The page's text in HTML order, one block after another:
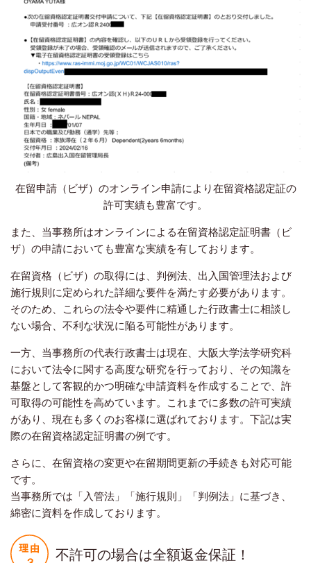
在留申請（ビザ）のオンライン申請により在留資格認定証の
許可実績も豊富です。
また、当事務所はオンラインによる在留資格認定証明書（ビ
ザ）の申請においても豊富な実績を有しております。
在留資格（ビザ）の取得には、判例法、出入国管理法および
施行規則に定められた詳細な要件を満たす必要があります。
そのため、これらの法令や要件に精通した行政書士に相談し
ない場合、不利な状況に陥る可能性があります。
一方、当事務所の代表行政書士は現在、大阪大学法学研究科
において法令に関する高度な研究を行っており、その知識を
基盤として客観的かつ明確な申請資料を作成することで、許
可取得の可能性を高めています。これまでに多数の許可実績
があり、現在も多くのお客様に選ばれております。下記は実
際の在留資格認定証明書の例です。
さらに、在留資格の変更や在留期間更新の手続きも対応可能
です。
当事務所では「入管法」「施行規則」「判例法」に基づき、
綿密に資料を作成しております。
不許可の場合は全額返金保証！